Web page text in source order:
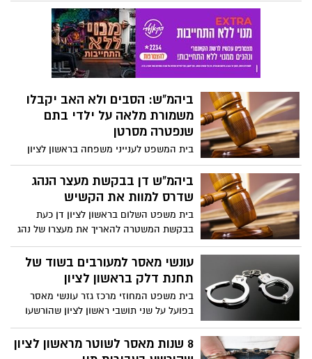
הוא תבע את ההנהלה וזכה לפיצוי הגבוה
ביהמ"ש: הסבים ולא האב יקבלו
משמורת מלאה על ילדי בתם
שנפטרה מסרטן
בית המשפט לענייני משפחה בראשון לציון
פסק אתמול (9.12) כי הסבים ולא האב, יקבלו
משמורת מלאה על שלושת הנכדים מצד בתם
שנפטרה לפני מספר חודשים ממחלת הסרטן.
ביהמ"ש דן בבקשת מעצר הנהג
שדרס למוות את הקשיש
בית משפט השלום בראשון לציון דן כעת
בבקשת המשטרה להאריך את מעצרו של נהג
צעיר תושב העיר החשוד כי לפני 3 ימים דרס
למוות את מאיר סלומון בן 83 ונמלט.
עונשי מאסר למעורבים בשוד של
תחנת דלק בראשון לציון
בית משפט המחוזי מרכז גזר עונשי מאסר
בפועל על שני תושבי ראשון לציון שהורשעו
במערבות בשוד מזוין של תחנת דלק בעיר.
8 שנות מאסר לשוטר מראשון לציון